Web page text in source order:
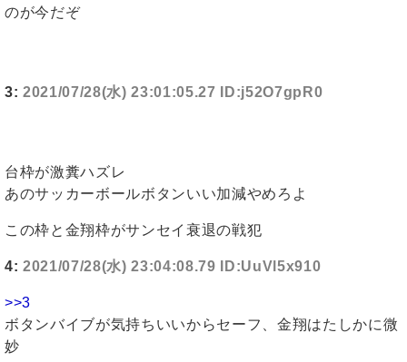
のが今だぞ
3: 2021/07/28(水) 23:01:05.27 ID:j52O7gpR0
台枠が激糞ハズレ
あのサッカーボールボタンいい加減やめろよ
この枠と金翔枠がサンセイ衰退の戦犯
4: 2021/07/28(水) 23:04:08.79 ID:UuVl5x910
>>3
ボタンバイブが気持ちいいからセーフ、金翔はたしかに微
妙